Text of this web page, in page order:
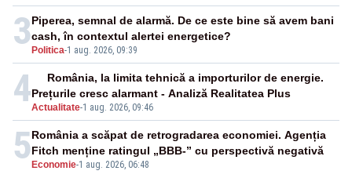
3 Politica-1 aug. 2026, 09:39
Piperea, semnal de alarmă. De ce este bine să avem bani
cash, în contextul alertei energetice?
4Actualitate-1 aug. 2026, 09:46
România, la limita tehnică a importurilor de energie.
Prețurile cresc alarmant - Analiză Realitatea Plus
5 Economie-1 aug. 2026, 06:48
România a scăpat de retrogradarea economiei. Agenția
Fitch menține ratingul „BBB-” cu perspectivă negativă